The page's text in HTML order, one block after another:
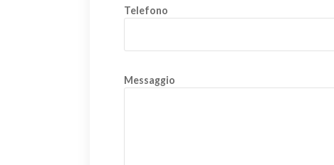
Telefono
Messaggio